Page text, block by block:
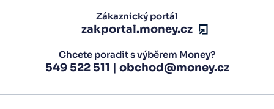
Zákaznický portál
zakportal.money.cz
Chcete poradit s výběrem Money?
549 522 511 | obchod@money.cz